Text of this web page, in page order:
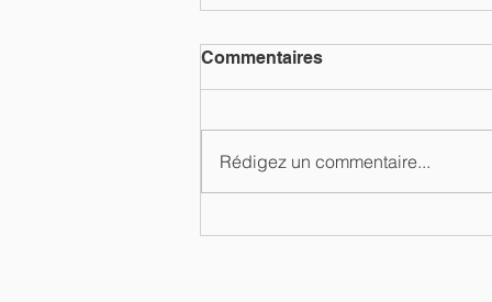
Commentaires
Rédigez un commentaire...